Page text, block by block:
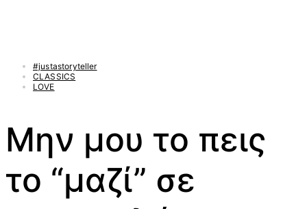
#justastoryteller
CLASSICS
LOVE
Μην μου το πεις
το “μαζί” σε